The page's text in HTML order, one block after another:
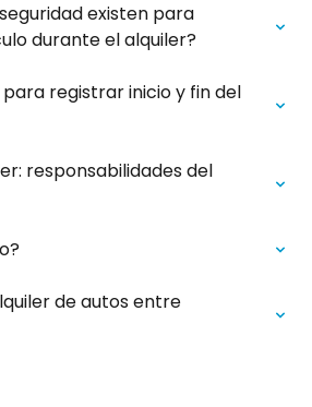
existen para
durante el alquiler?
registrar inicio y fin del
responsabilidades del
de autos entre